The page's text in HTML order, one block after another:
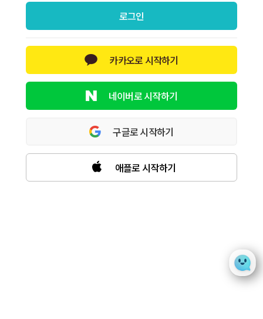
로그인
카카오로 시작하기
네이버로 시작하기
구글로 시작하기
애플로 시작하기